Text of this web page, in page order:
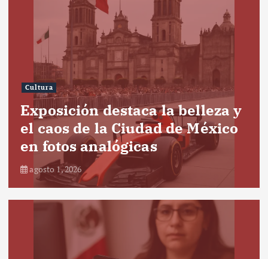
Cultura
Exposición destaca la belleza y
el caos de la Ciudad de México
en fotos analógicas
agosto 1, 2026